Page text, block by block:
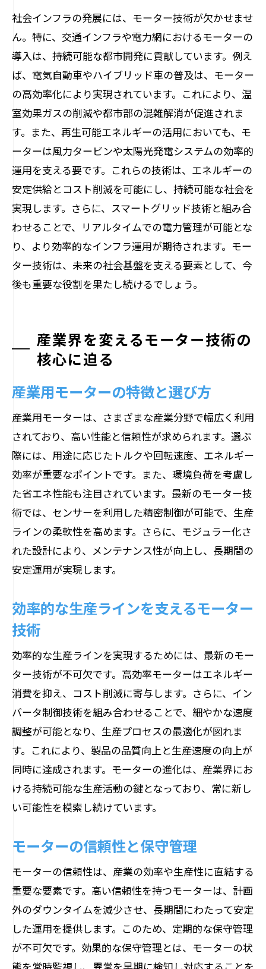
社会インフラの発展には、モーター技術が欠かせませ
ん。特に、交通インフラや電力網におけるモーターの
導入は、持続可能な都市開発に貢献しています。例え
ば、電気自動車やハイブリッド車の普及は、モーター
の高効率化により実現されています。これにより、温
室効果ガスの削減や都市部の混雑解消が促進されま
す。また、再生可能エネルギーの活用においても、モ
ーターは風力タービンや太陽光発電システムの効率的
運用を支える要です。これらの技術は、エネルギーの
安定供給とコスト削減を可能にし、持続可能な社会を
実現します。さらに、スマートグリッド技術と組み合
わせることで、リアルタイムでの電力管理が可能とな
り、より効率的なインフラ運用が期待されます。モー
ター技術は、未来の社会基盤を支える要素として、今
後も重要な役割を果たし続けるでしょう。
産業界を変えるモーター技術の
核心に迫る
産業用モーターの特徴と選び方
産業用モーターは、さまざまな産業分野で幅広く利用
されており、高い性能と信頼性が求められます。選ぶ
際には、用途に応じたトルクや回転速度、エネルギー
効率が重要なポイントです。また、環境負荷を考慮し
た省エネ性能も注目されています。最新のモーター技
術では、センサーを利用した精密制御が可能で、生産
ラインの柔軟性を高めます。さらに、モジュラー化さ
れた設計により、メンテナンス性が向上し、長期間の
安定運用が実現します。
効率的な生産ラインを支えるモーター
技術
効率的な生産ラインを実現するためには、最新のモー
ター技術が不可欠です。高効率モーターはエネルギー
消費を抑え、コスト削減に寄与します。さらに、イン
バータ制御技術を組み合わせることで、細やかな速度
調整が可能となり、生産プロセスの最適化が図れま
す。これにより、製品の品質向上と生産速度の向上が
同時に達成されます。モーターの進化は、産業界にお
ける持続可能な生産活動の鍵となっており、常に新し
い可能性を模索し続けています。
モーターの信頼性と保守管理
モーターの信頼性は、産業の効率や生産性に直結する
重要な要素です。高い信頼性を持つモーターは、計画
外のダウンタイムを減少させ、長期間にわたって安定
した運用を提供します。このため、定期的な保守管理
が不可欠です。効果的な保守管理とは、モーターの状